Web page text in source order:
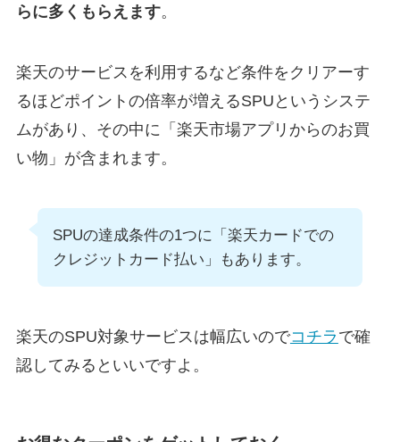
らに多くもらえます。
楽天のサービスを利用するなど条件をクリアーす
るほどポイントの倍率が増えるSPUというシステ
ムがあり、その中に「楽天市場アプリからのお買
い物」が含まれます。
SPUの達成条件の1つに「楽天カードでの
クレジットカード払い」もあります。
楽天のSPU対象サービスは幅広いのでコチラ で確
認してみるといいですよ。